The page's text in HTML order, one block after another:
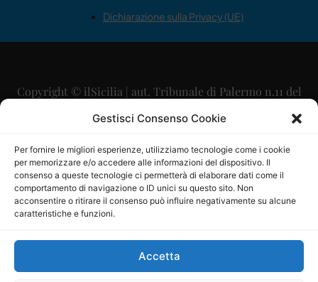
Gestisci Consenso Cookie
Per fornire le migliori esperienze, utilizziamo tecnologie come i cookie
per memorizzare e/o accedere alle informazioni del dispositivo. Il
consenso a queste tecnologie ci permetterà di elaborare dati come il
comportamento di navigazione o ID unici su questo sito. Non
acconsentire o ritirare il consenso può influire negativamente su alcune
caratteristiche e funzioni.
Accetta
Dichiarazione sulla Privacy (UE)
Copyright © ilSicilia | aut. Tribunale di Palermo n.11 del
29/09/2015
Direttore Editoriale: Maurizio Scaglione
Direttore Responsabile: Maria Calabrese
P.IVA: 06334930820
Mercurio Comunicazione Società Cooperativa a r.l. è